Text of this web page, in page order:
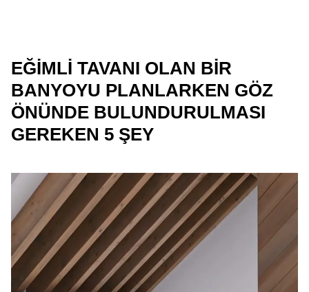
EĞIMLI TAVANI OLAN BIR
BANYOYU PLANLARKEN GÖZ
ÖNÜNDE BULUNDURULMASI
GEREKEN 5 ŞEY